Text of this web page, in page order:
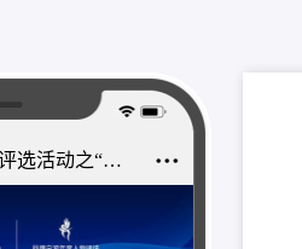
第十届宁波品牌双评选活动之“品牌宁波年度人物”评选